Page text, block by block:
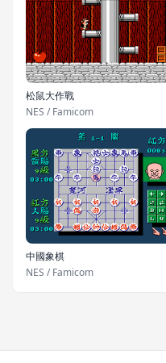
松鼠大作戰
NES / Famicom
中國象棋
NES / Famicom